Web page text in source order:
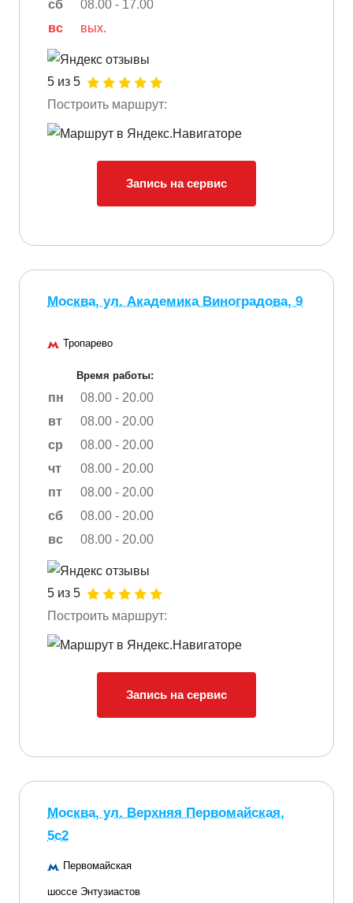
сб
08.00 - 17.00
вс
вых.
5 из 5
Построить маршрут:
Запись на сервис
Москва, ул. Академика Виноградова, 9
Тропарево
Время работы:
пн
08.00 - 20.00
вт
08.00 - 20.00
ср
08.00 - 20.00
чт
08.00 - 20.00
пт
08.00 - 20.00
сб
08.00 - 20.00
вс
08.00 - 20.00
5 из 5
Построить маршрут:
Запись на сервис
Москва, ул. Верхняя Первомайская,
5с2
Первомайская
шоссе Энтузиастов